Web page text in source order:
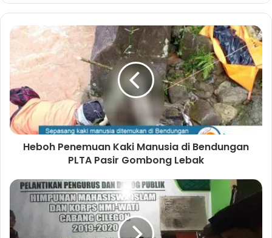
b
s
i
t
e
Heboh Penemuan Kaki Manusia di Bendungan
PLTA Pasir Gombong Lebak